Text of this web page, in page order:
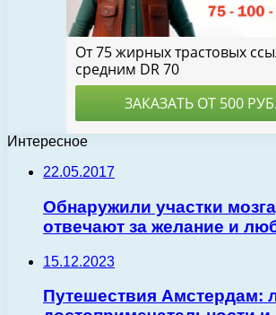
Интересное
22.05.2017
Обнаружили участки
отвечают за желание и
15.12.2023
Путешествия Амстердам: